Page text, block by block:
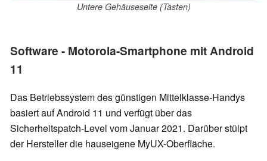
Untere Gehäuseseite (Tasten)
Software - Motorola-Smartphone mit Android
11
Das Betriebssystem des günstigen Mittelklasse-Handys
basiert auf Android 11 und verfügt über das
Sicherheitspatch-Level vom Januar 2021. Darüber stülpt
der Hersteller die hauseigene MyUX-Oberfläche.